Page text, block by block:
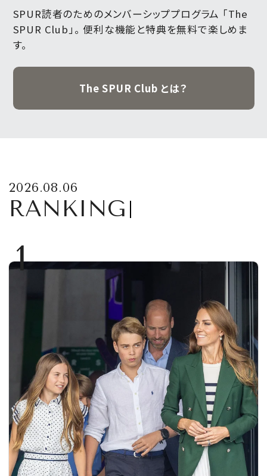
SPUR読者のためのメンバーシッププログラム 「The
SPUR Club」。 便利な機能と特典を無料で楽しめま
す。
The SPUR Club とは？
2026.08.06
RANKING
1